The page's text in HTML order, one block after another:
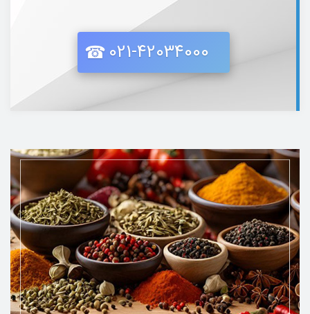
021-42034000